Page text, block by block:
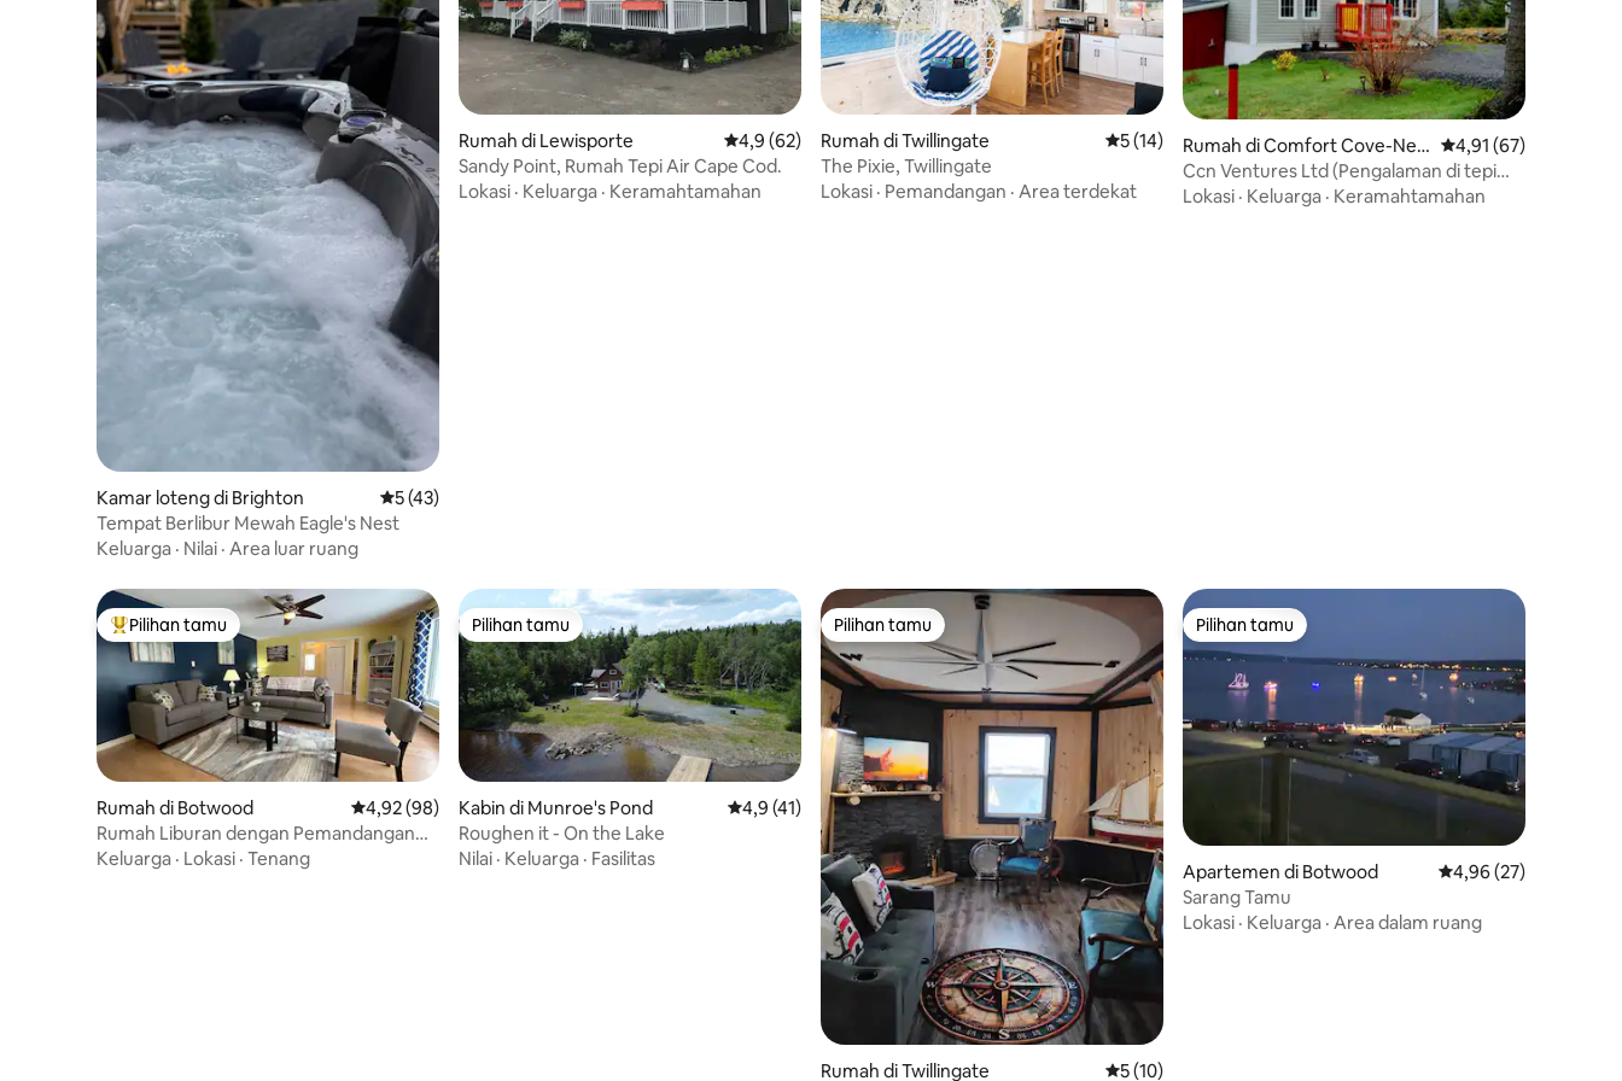
Kamar loteng di Brighton Nilai rata-rata 5 dari 5, 43 ulasan
5 (43)
Tempat Berlibur Mewah Eagle's Nest
Keluarga · Nilai · Area luar ruang
Rumah di Lewisporte Nilai rata-rata 4,9 dari 5, 62 ulasan
4,9 (62)
Sandy Point, Rumah Tepi Air Cape Cod.
Lokasi · Keluarga · Keramahtamahan
Rumah di Twillingate Nilai rata-rata 5 dari 5, 14 ulasan
5 (14)
The Pixie, Twillingate
Lokasi · Pemandangan · Area terdekat
Rumah di Comfort Cove-New
stead
Nilai rata-rata 4,91
4,91 (67)
Ccn Ventures Ltd (Pengalaman di tepi
teluk)
Lokasi · Keluarga · Keramahtamahan
Pilihan tamu terpopuler
Pilihan tamu
Rumah di Botwood Nilai rata-rata 4,92 dari 5, 98 ulasan
4,92 (98)
Rumah Liburan dengan Pemandangan
Teluk
Keluarga · Lokasi · Tenang
Pilihan tamu
Pilihan tamu
Kabin di Munroe's Pond Nilai rata-rata 4,9 dari 5, 41 ulasan
4,9 (41)
Roughen it - On the Lake
Nilai · Keluarga · Fasilitas
Pilihan tamu
Pilihan tamu
Rumah di Twillingate Nilai rata-rata 5 dari 5, 10 ulasan
5 (10)
Pilihan tamu
Pilihan tamu
Apartemen di Botwood Nilai rata-rata 4,96
4,96 (27)
Sarang Tamu
Lokasi · Keluarga · Area dalam ruang